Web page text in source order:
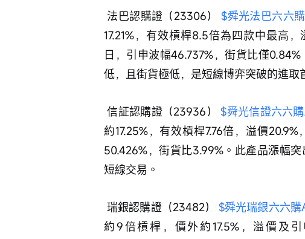
法巴認購證（23306） $舜光法巴六六
17.21%，有效槓桿8.5倍為四款中最高
日，引申波幅46.737%，街貨比僅
低，且街貨極低，是短線博弈突破的進取
信証認購證（23936） $舜光信證六六
約17.25%，有效槓桿7.76倍，溢價
50.426%，街貨比3.99%。此產品漲幅
短線交易。
瑞銀認購證（23482） $舜光瑞銀六六
約9倍槓桿，價外約17.5%，溢價及